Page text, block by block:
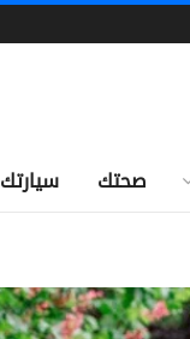
صحتك سيارتك